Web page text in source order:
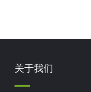
关于我们